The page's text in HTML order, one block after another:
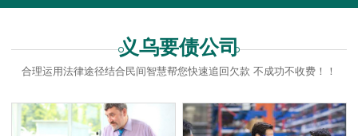
义乌要债公司
合理运用法律途径结合民间智慧帮您快速追回欠款 不成功不收费！！